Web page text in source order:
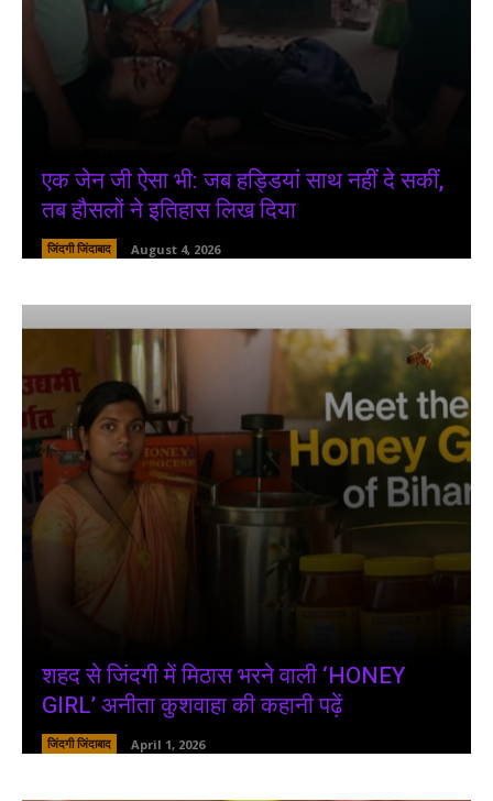
एक जेन जी ऐसा भी: जब हड्डियां साथ नहीं दे सकीं,
तब हौसलों ने इतिहास लिख दिया
जिंदगी जिंदाबाद August 4, 2026
शहद से जिंदगी में मिठास भरने वाली ‘HONEY
GIRL’ अनीता कुशवाहा की कहानी पढ़ें
जिंदगी जिंदाबाद April 1, 2026